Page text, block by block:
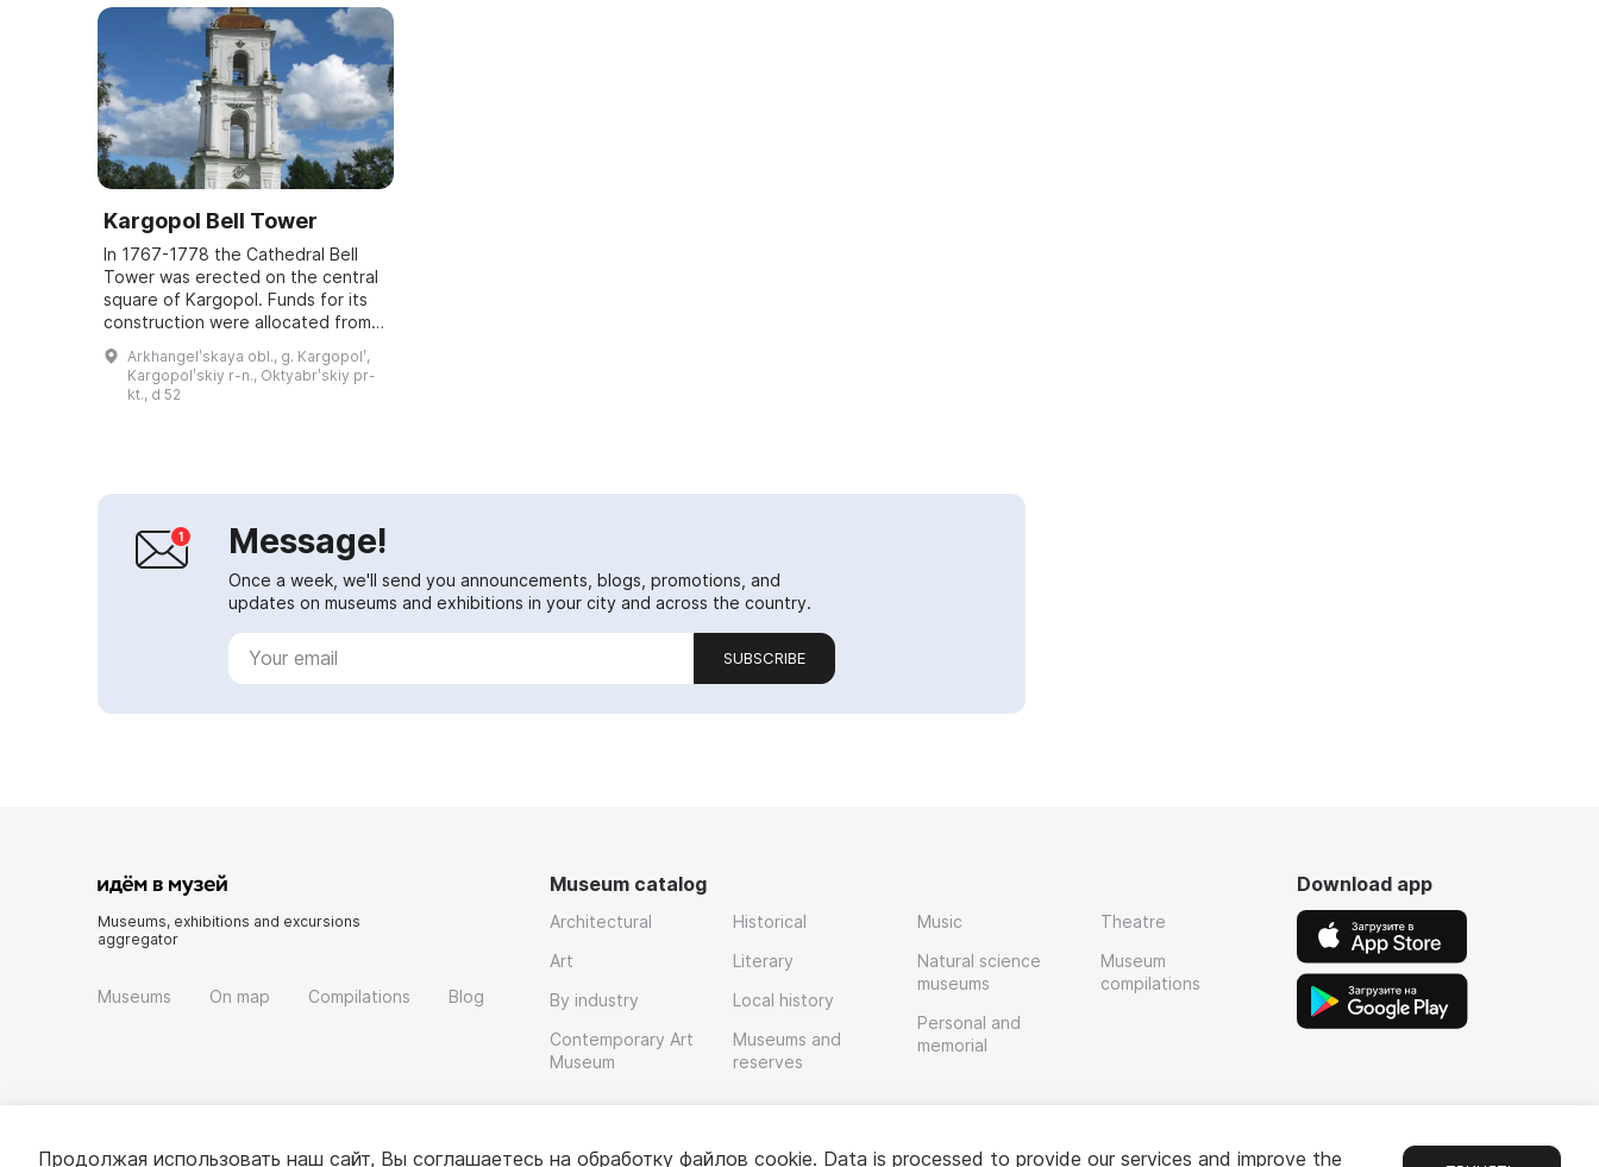
Kargopol Bell Tower
In 1767-1778 the Cathedral Bell
Tower was erected on the central
square of Kargopol. Funds for its
construction were allocated from
the state treasury in connection
with the catastrophic fire of 1765
Arkhangelʹskaya obl., g. Kargopolʹ,
Kargopolʹskiy r-n., Oktyabrʹskiy pr-
kt., d 52
Message!
Once a week, we'll send you announcements, blogs, promotions, and
updates on museums and exhibitions in your city and across the country.
SUBSCRIBE
Museums, exhibitions and excursions
aggregator
Museums On map Compilations Blog
Museum catalog
Architectural
Art
By industry
Contemporary Art
Museum
Historical
Literary
Local history
Museums and
reserves
Music
Natural science
museums
Personal and
memorial
Theatre
Museum
compilations
Download app
Продолжая использовать наш сайт, Вы соглашаетесь на обработку файлов cookie. Data is processed to provide our services and improve the